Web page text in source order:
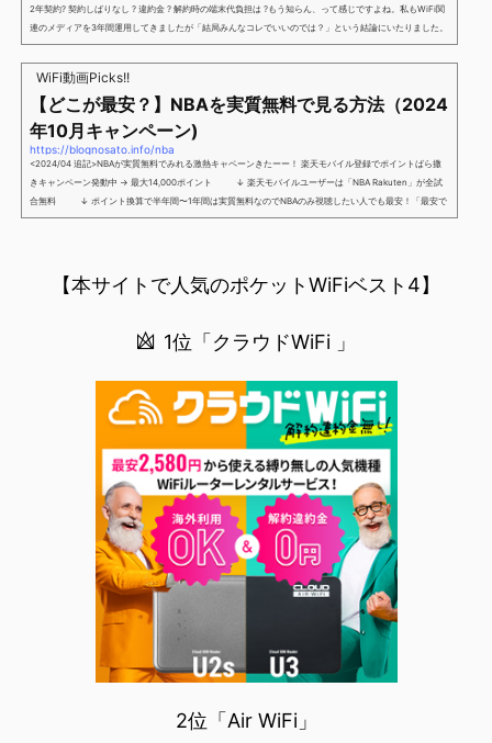
2年契約? 契約しばりなし ? 違約金 ? 解約時の端末代負担は ?もう知らん、って感じですよね。私もWiFi関
連のメディアを3年間運用してきましたが「結局みんなコレでいいのでは？」という結論にいたりました。
ということで、「ポケットWiFi選びに疲れた」「結局どれがいいのか分からない」と言う人向けに【最終
解】を用意しました。ポケットWiFiのヘビーユーザー視点で「90％の人はこれだけでいいやん」というも
のなので、「多...
WiFi動画Picks!!
【どこが最安？】NBAを実質無料で見る方法（2024
年10月キャンペーン)
https://blognosato.info/nba
<2024/04 追記>NBAが実質無料でみれる激熱キャペーンきたーー！ 楽天モバイル登録でポイントばら撒
きキャンペーン発動中 → 最大14,000ポイント ↓ 楽天モバイルユーザーは「NBA Rakuten」が全試
合無料 ↓ ポイント換算で半年間〜1年間は実質無料なのでNBAのみ視聴したい人でも最安！「最安で
NBAを見る方法」が「楽天モバイルを契約すること」というもはや意味不明な状況...楽天モバイルでNBAを
【本サイトで人気のポケットWiFiベスト4】
1位「クラウドWiFi 」
2位「Air WiFi」